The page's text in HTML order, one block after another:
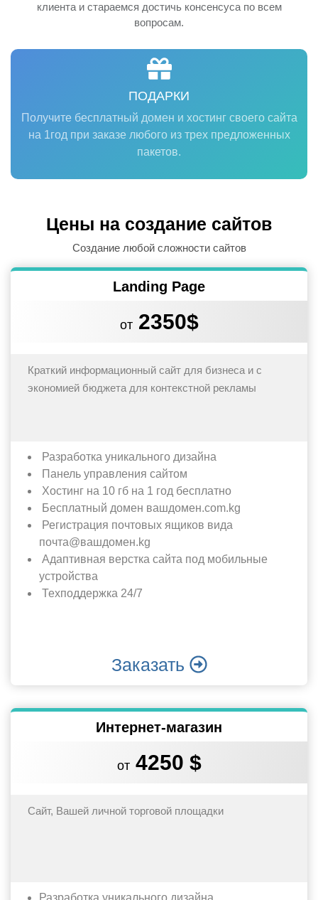
клиента и стараемся достичь консенсуса по всем
вопросам.
ПОДАРКИ
Получите бесплатный домен и хостинг своего сайта
на 1год при заказе любого из трех предложенных
пакетов.
Цены на создание сайтов
Создание любой сложности сайтов
Landing Page
от2350$
Краткий информационный сайт для бизнеса и с
экономией бюджета для контекстной рекламы
Разработка уникального дизайна
Панель управления сайтом
Хостинг на 10 гб на 1 год бесплатно
Бесплатный домен вашдомен.com.kg
Регистрация почтовых ящиков вида
почта@вашдомен.kg
Адаптивная верстка сайта под мобильные
устройства
Техподдержка 24/7
Заказать
Интернет-магазин
от4250 $
Сайт, Вашей личной торговой площадки
Разработка уникального дизайна